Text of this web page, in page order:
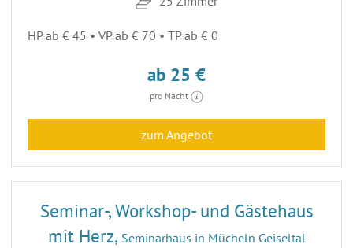
HP ab € 45 • VP ab € 70 • TP ab € 0
ab 25 €
pro Nacht
zum Angebot
29 ENTFERNUNG 64,3 KM
Seminar-, Workshop- und Gästehaus
mit Herz, Seminarhaus in Mücheln Geiseltal